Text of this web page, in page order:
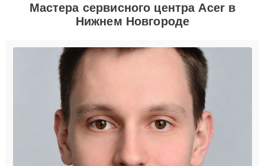
Мастера сервисного центра Acer в
Нижнем Новгороде